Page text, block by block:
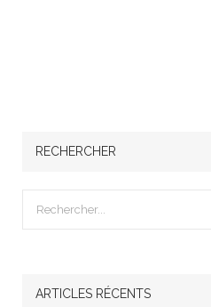
RECHERCHER
ARTICLES RÉCENTS